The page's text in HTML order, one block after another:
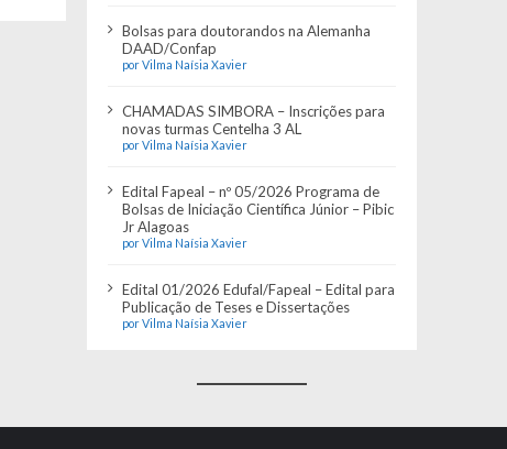
Bolsas para doutorandos na Alemanha
DAAD/Confap
por Vilma Naísia Xavier
CHAMADAS SIMBORA – Inscrições para
novas turmas Centelha 3 AL
por Vilma Naísia Xavier
Edital Fapeal – nº 05/2026 Programa de
Bolsas de Iniciação Científica Júnior – Pibic
Jr Alagoas
por Vilma Naísia Xavier
Edital 01/2026 Edufal/Fapeal – Edital para
Publicação de Teses e Dissertações
por Vilma Naísia Xavier